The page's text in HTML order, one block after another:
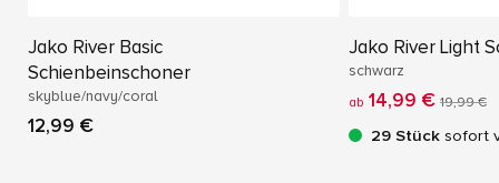
Jako River Basic
Schienbeinschoner
skyblue/navy/coral
12,99 €
Jako River Light
schwarz
ab 14,99 € 19,99 €
29 Stück sofort